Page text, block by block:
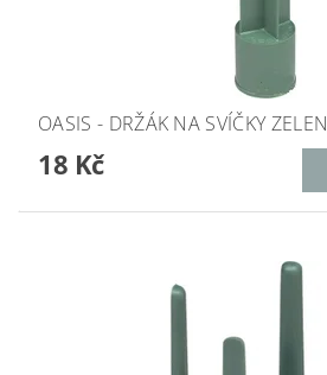
OASIS - DRŽÁK NA SVÍČKY
18 Kč